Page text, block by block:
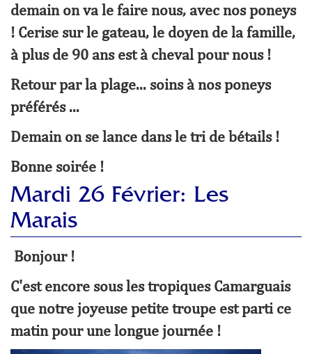
demain on va le faire nous, avec nos poneys
! Cerise sur le gateau, le doyen de la famille,
à plus de 90 ans est à cheval pour nous !
Retour par la plage... soins à nos poneys
préférés ...
Demain on se lance dans le tri de bétails !
Bonne soirée !
Mardi 26 Février: Les
Marais
Bonjour !
C'est encore sous les tropiques Camarguais
que notre joyeuse petite troupe est parti ce
matin pour une longue journée !